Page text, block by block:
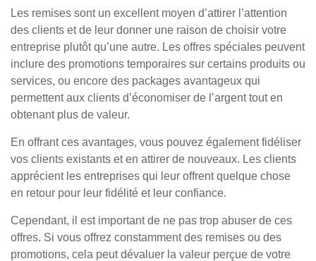
Les remises sont un excellent moyen d’attirer l’attention
des clients et de leur donner une raison de choisir votre
entreprise plutôt qu’une autre. Les offres spéciales peuvent
inclure des promotions temporaires sur certains produits ou
services, ou encore des packages avantageux qui
permettent aux clients d’économiser de l’argent tout en
obtenant plus de valeur.
En offrant ces avantages, vous pouvez également fidéliser
vos clients existants et en attirer de nouveaux. Les clients
apprécient les entreprises qui leur offrent quelque chose
en retour pour leur fidélité et leur confiance.
Cependant, il est important de ne pas trop abuser de ces
offres. Si vous offrez constamment des remises ou des
promotions, cela peut dévaluer la valeur perçue de votre